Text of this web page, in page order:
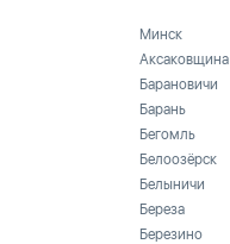
Минск
Аксаковщина
Барановичи
Барань
Бегомль
Белоозёрск
Белыничи
Береза
Березино